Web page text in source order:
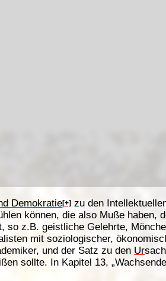
Demokratie[+] zu den
können, die also Muße haben,
z.B. geistliche Gelehrte,
mit soziologischer,
und der Satz zu den Ur
sollte. In Kapitel 13,